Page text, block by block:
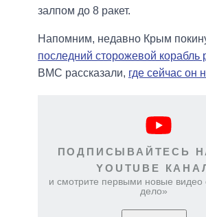
залпом до 8 ракет.
Напомним, недавно Крым
последний сторожевой корабль
ВМС рассказали, где сейчас он
ПОДПИСЫВАЙТЕСЬ
YOUTUBE
и смотрите первыми новые видео
дело»